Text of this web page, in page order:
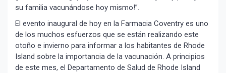
su familia vacunándose hoy mismo!”.
El evento inaugural de hoy en la Farmacia Coventry es uno
de los muchos esfuerzos que se están realizando este
otoño e invierno para informar a los habitantes de Rhode
Island sobre la importancia de la vacunación. A principios
de este mes, el Departamento de Salud de Rhode Island